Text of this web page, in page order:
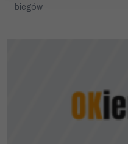
Promocje
biegów